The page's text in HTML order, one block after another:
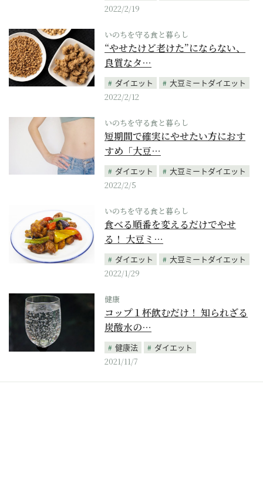
2022/2/19
いのちを守る食と暮らし
“やせたけど老けた”にならない、
良質なタ…
ダイエット
大豆ミートダイエット
2022/2/12
いのちを守る食と暮らし
短期間で確実にやせたい方におす
すめ「大豆…
ダイエット
大豆ミートダイエット
2022/2/5
いのちを守る食と暮らし
食べる順番を変えるだけでやせ
る！ 大豆ミ…
ダイエット
大豆ミートダイエット
2022/1/29
健康
コップ１杯飲むだけ！ 知られざる
炭酸水の…
健康法
ダイエット
2021/11/7